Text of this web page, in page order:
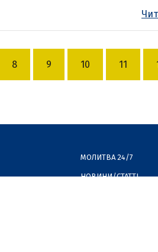
8 9 10 11
МОЛИТВА 24/7
НОВИНИ/СТАТТІ